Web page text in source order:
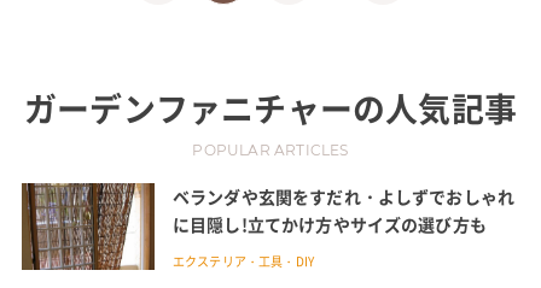
ガーデンファニチャーの人気記事
POPULAR ARTICLES
ベランダや玄関をすだれ・よしずでおしゃれ
に目隠し!立てかけ方やサイズの選び方も
エクステリア・工具・DIY